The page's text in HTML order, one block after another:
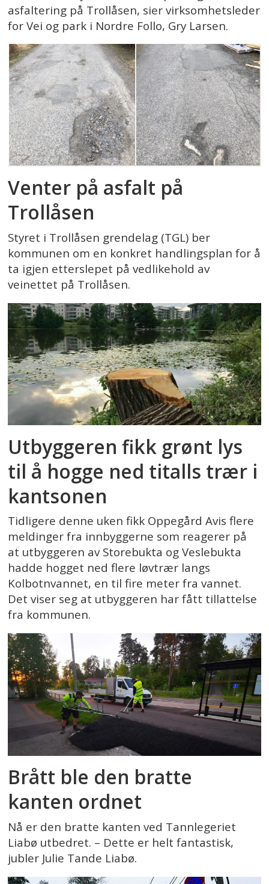
asfaltering på Trollåsen, sier virksomhetsleder
for Vei og park i Nordre Follo, Gry Larsen.
Venter på asfalt på
Trollåsen
Styret i Trollåsen grendelag (TGL) ber
kommunen om en konkret handlingsplan for å
ta igjen etterslepet på vedlikehold av
veinettet på Trollåsen.
Utbyggeren fikk grønt lys
til å hogge ned titalls trær i
kantsonen
Tidligere denne uken fikk Oppegård Avis flere
meldinger fra innbyggerne som reagerer på
at utbyggeren av Storebukta og Veslebukta
hadde hogget ned flere løvtrær langs
Kolbotnvannet, en til fire meter fra vannet.
Det viser seg at utbyggeren har fått tillattelse
fra kommunen.
Brått ble den bratte
kanten ordnet
Nå er den bratte kanten ved Tannlegeriet
Liabø utbedret. – Dette er helt fantastisk,
jubler Julie Tande Liabø.